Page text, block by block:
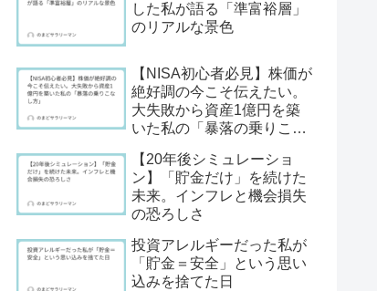
した私が語る「準富裕層」
のリアルな景色
【NISA初心者必見】株価が
絶好調の今こそ伝えたい。
大失敗から資産1億円を築
いた私の「暴落の乗りこな
【20年後シミュレーショ
ン】「貯金だけ」を続けた
未来。インフレと機会損失
の恐ろしさ
投資アレルギーだった私が
「貯金＝安全」という思い
込みを捨てた日